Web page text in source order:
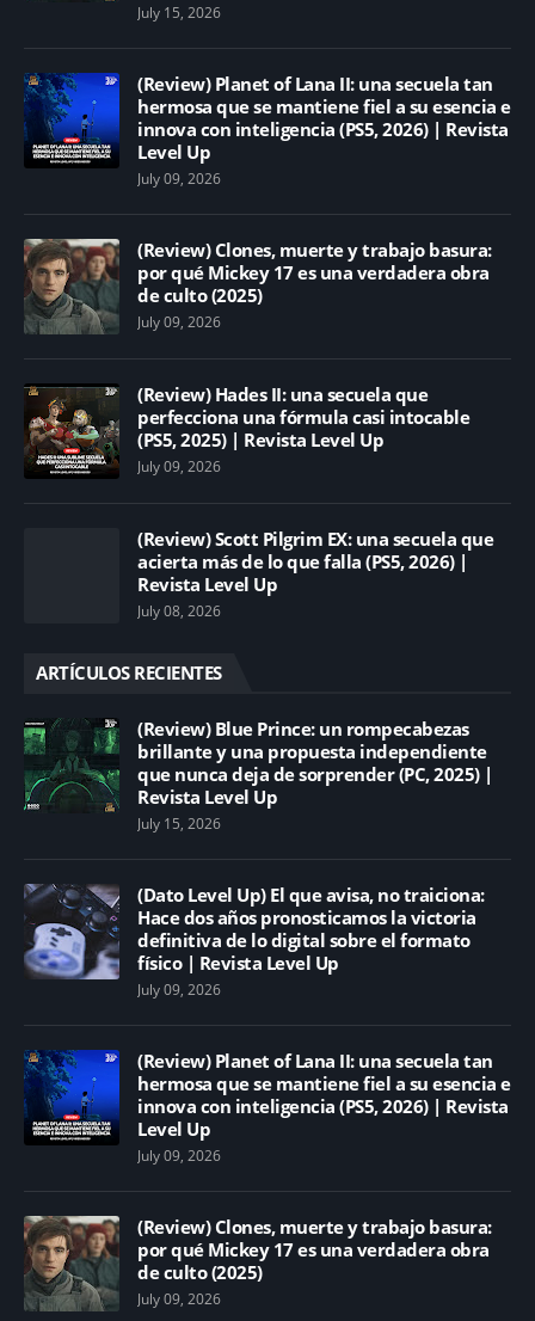
July 15, 2026
(Review) Planet of Lana II: una secuela tan
hermosa que se mantiene fiel a su esencia e
innova con inteligencia (PS5, 2026) | Revista
Level Up
July 09, 2026
(Review) Clones, muerte y trabajo basura:
por qué Mickey 17 es una verdadera obra
de culto (2025)
July 09, 2026
(Review) Hades II: una secuela que
perfecciona una fórmula casi intocable
(PS5, 2025) | Revista Level Up
July 09, 2026
(Review) Scott Pilgrim EX: una secuela que
acierta más de lo que falla (PS5, 2026) |
Revista Level Up
July 08, 2026
ARTÍCULOS RECIENTES
(Review) Blue Prince: un rompecabezas
brillante y una propuesta independiente
que nunca deja de sorprender (PC, 2025) |
Revista Level Up
July 15, 2026
(Dato Level Up) El que avisa, no traiciona:
Hace dos años pronosticamos la victoria
definitiva de lo digital sobre el formato
físico | Revista Level Up
July 09, 2026
(Review) Planet of Lana II: una secuela tan
hermosa que se mantiene fiel a su esencia e
innova con inteligencia (PS5, 2026) | Revista
Level Up
July 09, 2026
(Review) Clones, muerte y trabajo basura:
por qué Mickey 17 es una verdadera obra
de culto (2025)
July 09, 2026